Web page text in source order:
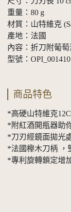
重量：80 g
材質：山特維克
產地：法國
內容：折刀附葡萄
型號：OPI_001410
商品特色
*高硬山特維克
*附紅酒開瓶器助
*刀刃經鏡面拋光
*法國櫸木刀柄 ，
*專利旋轉鎖定增